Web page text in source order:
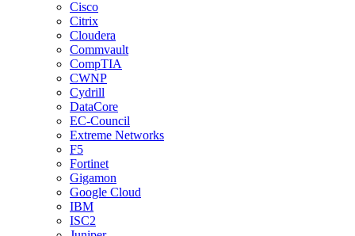
Cisco
Citrix
Cloudera
Commvault
CompTIA
CWNP
Cydrill
DataCore
EC-Council
Extreme Networks
F5
Fortinet
Gigamon
Google Cloud
IBM
ISC2